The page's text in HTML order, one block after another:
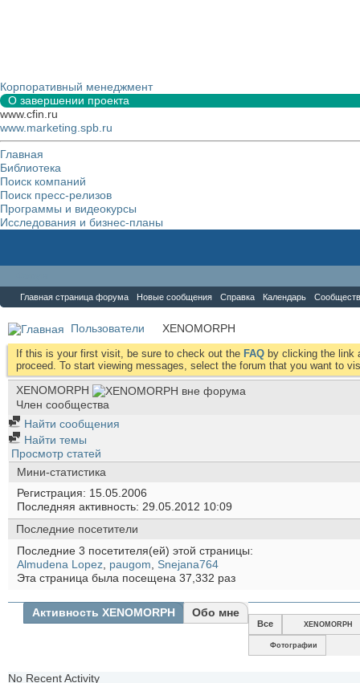
Корпоративный менеджмент
О завершении проекта
www.cfin.ru
www.marketing.spb.ru
Главная
Библиотека
Поиск компаний
Поиск пресс-релизов
Программы и видеокурсы
Исследования и бизнес-планы
Главная страница форума Новые сообщения Справка Календарь
Пользователи XENOMORPH
If this is your first visit, be sure to check out the FAQ by clicking the link
proceed. To start viewing messages, select the forum that you want to
XENOMORPH
Член сообщества
Найти сообщения
Найти темы
Просмотр статей
Мини-статистика
Регистрация
15.05.2006
Последняя активность 29.05.2012 10:09
Последние посетители
Последние 3 посетителя(ей) этой страницы:
Almudena Lopez paugom
Snejana764
Эта страница была посещена 37,332 раз
Активность XENOMORPH Обо мне
Все XENOMORPH
Фотографии
No Recent Activity